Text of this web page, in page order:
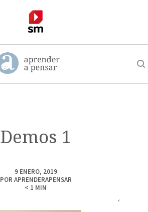
Demos 1
9 ENERO, 2019
POR APRENDERAPENSAR
< 1 MIN